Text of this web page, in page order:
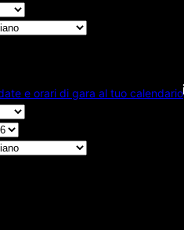
e orari di gara al tuo calendario